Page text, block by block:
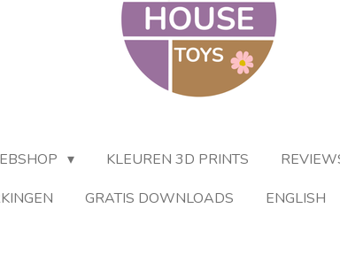
KLEUREN 3D PRINTS
GRATIS DOWNLOADS ENGLISH